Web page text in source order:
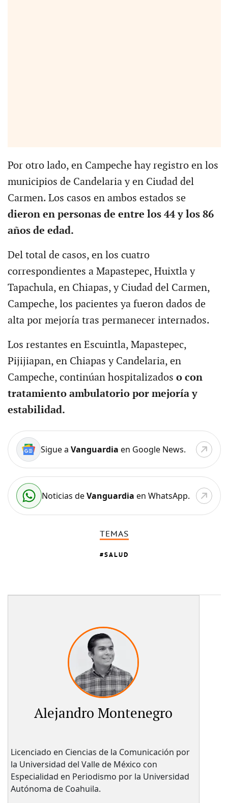
Por otro lado, en Campeche hay registro en los
municipios de Candelaria y en Ciudad del
Carmen. Los casos en ambos estados se
dieron en personas de entre los 44 y los 86
años de edad.
Del total de casos, en los cuatro
correspondientes a Mapastepec, Huixtla y
Tapachula, en Chiapas, y Ciudad del Carmen,
Campeche, los pacientes ya fueron dados de
alta por mejoría tras permanecer internados.
Los restantes en Escuintla, Mapastepec,
Pijijiapan, en Chiapas y Candelaria, en
Campeche, continúan hospitalizados o con
tratamiento ambulatorio por mejoría y
estabilidad.
Sigue a Vanguardia en Google News.
Noticias deVanguardia en WhatsApp.
TEMAS
SALUD
Alejandro Montenegro
Licenciado en Ciencias de la Comunicación por
la Universidad del Valle de México con
Especialidad en Periodismo por la Universidad
Autónoma de Coahuila.